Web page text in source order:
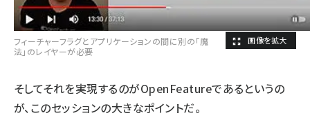
フィーチャーフラグとアプリケーションの間に別の「魔
法」のレイヤーが必要
そしてそれを実現するのがOpenFeatureであるというの
が、このセッションの大きなポイントだ。